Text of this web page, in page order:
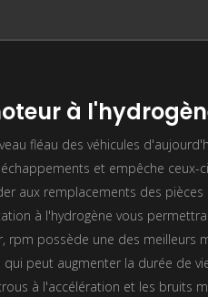
à
fléau des véhicules
et empêche ceux-
aux remplacements des pièces
à l'hydrogène vous
rpm possède une des meilleurs
peut augmenter la durée de
à l'accélération et les bruits